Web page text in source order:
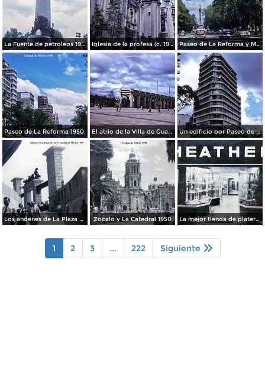
La Fuente de petroleos 1950. Iglesia de la profesa (c. 1950) Paseo de La Reforma y Mto a La Independencia 1950
Paseo de La Reforma 1950. El atrio de la Villa de Guadalupe 1950. Un edificio por Paseo de La Reforma 1950
Los andenes de La Plaza de toros Ciudad de México 1950 Zocalo y La Catedral 1950 La mejor tienda de plateria.
1 2 3 ... 222 Siguiente